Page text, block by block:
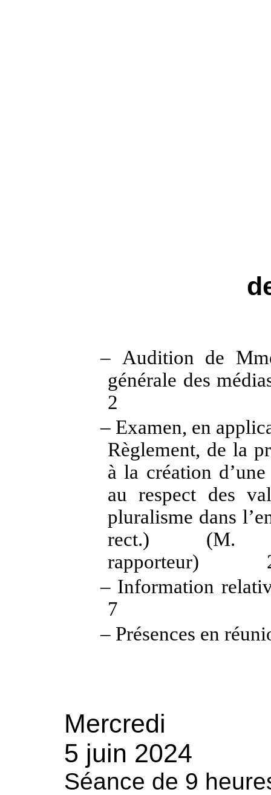
– Audition de
générale des
2
– Examen, en
Règlement, de la
à la création
au respect des
pluralisme dans
rect.) (M.
rapporteur)
– Information
7
– Présences en
Mercredi
5 juin 2024
Séance de 9